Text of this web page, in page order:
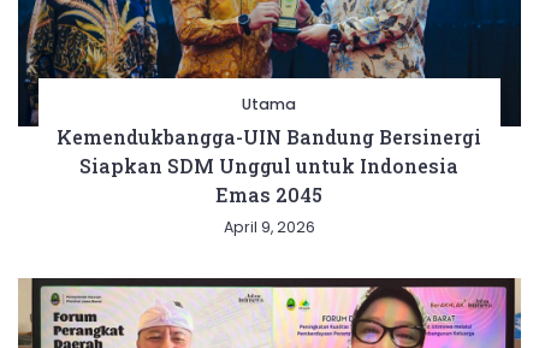
Utama
Kemendukbangga-UIN Bandung Bersinergi
Siapkan SDM Unggul untuk Indonesia
Emas 2045
April 9, 2026